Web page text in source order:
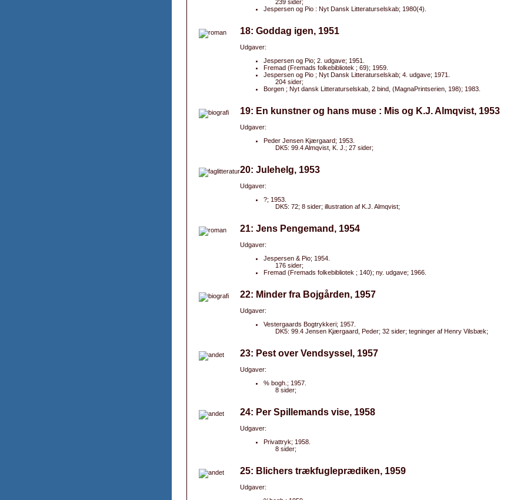
239 sider;
Jespersen og Pio : Nyt Dansk Litteraturselskab; 1980(4).
18: Goddag igen, 1951
Udgaver:
Jespersen og Pio; 2. udgave; 1951.
Fremad (Fremads folkebibliotek ; 69); 1959.
Jespersen og Pio ; Nyt Dansk Litteraturselskab; 4. udgave; 1971.
204 sider;
Borgen ; Nyt dansk Litteraturselskab, 2 bind, (MagnaPrintserien, 198); 1983.
19: En kunstner og hans muse : Mis og K.J. Almqvist, 1953
Udgaver:
Peder Jensen Kjærgaard; 1953.
DK5: 99.4 Almqvist, K. J.; 27 sider;
20: Julehelg, 1953
Udgaver:
?; 1953.
DK5: 72; 8 sider; illustration af K.J. Almqvist;
21: Jens Pengemand, 1954
Udgaver:
Jespersen & Pio; 1954.
176 sider;
Fremad (Fremads folkebibliotek ; 140); ny. udgave; 1966.
22: Minder fra Bojgården, 1957
Udgaver:
Vestergaards Bogtrykkeri; 1957.
DK5: 99.4 Jensen Kjærgaard, Peder; 32 sider; tegninger af Henry Vilsbæk;
23: Pest over Vendsyssel, 1957
Udgaver:
% bogh.; 1957.
8 sider;
24: Per Spillemands vise, 1958
Udgaver:
Privattryk; 1958.
8 sider;
25: Blichers trækfugleprædiken, 1959
Udgaver: